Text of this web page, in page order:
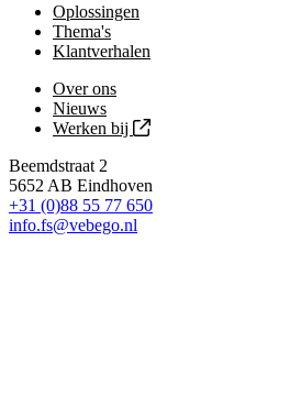
Oplossingen
Thema's
Klantverhalen
Over ons
Nieuws
Werken bij
Beemdstraat 2
5652 AB Eindhoven
+31 (0)88 55 77 650
info.fs@vebego.nl